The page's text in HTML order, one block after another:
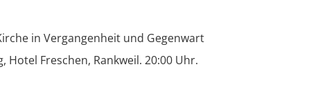
in Vergangenheit und Gegenwart
Hotel Freschen, Rankweil. 20:00 Uhr.